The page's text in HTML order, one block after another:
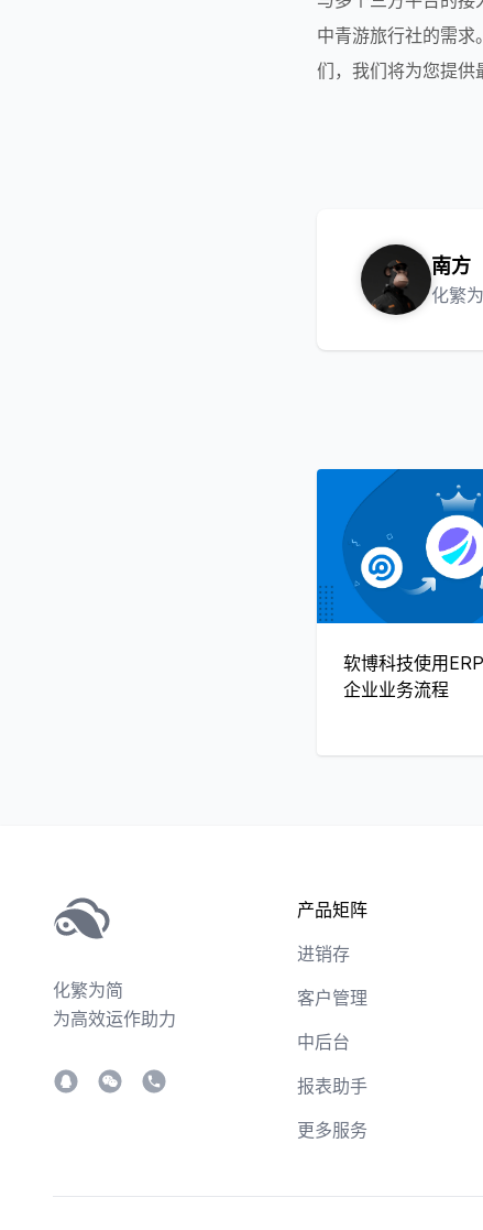
中青游旅行社的需
们，我们将为您提供
南方
化繁
软博科技使用
企业业务流程
化繁为简
为高效运作助力
产品矩阵
进销存
客户管理
中后台
报表助手
更多服务